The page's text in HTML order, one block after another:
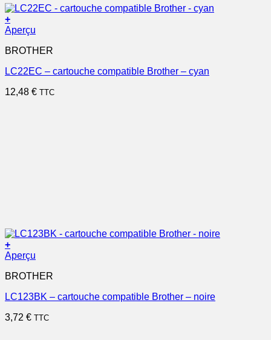
+
Aperçu
BROTHER
LC22EC – cartouche compatible Brother – cyan
12,48 € TTC
+
Aperçu
BROTHER
LC123BK – cartouche compatible Brother – noire
3,72 € TTC